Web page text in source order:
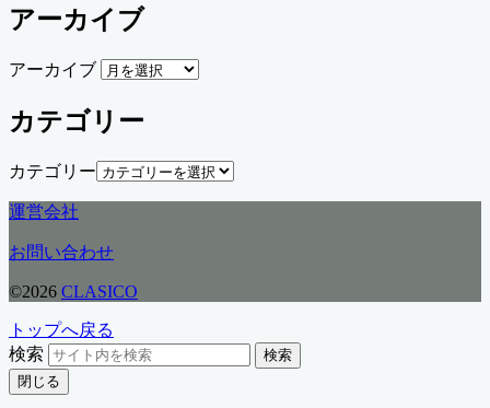
アーカイブ
アーカイブ
カテゴリー
カテゴリー
運営会社
お問い合わせ
©2026 CLASICO
トップへ戻る
検索
検索
閉じる